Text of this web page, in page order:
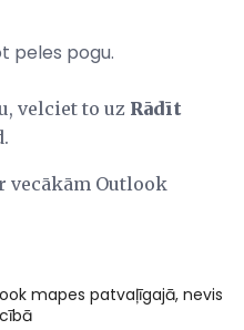
peles pogu.
velciet to uz Rādīt
vecākām Outlook
mapes patvaļīgajā, nevis